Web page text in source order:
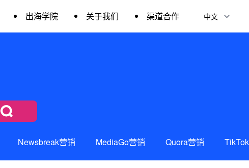
出海学院 关于我们 渠道合作
Newsbreak营销 MediaGo营销 Quora营销